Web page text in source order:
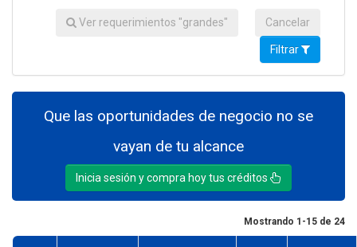
Ver requerimientos "grandes" Cancelar
Filtrar
Que las oportunidades de negocio no se
vayan de tu alcance
Inicia sesión y compra hoy tus créditos
Mostrando 1-15 de 24